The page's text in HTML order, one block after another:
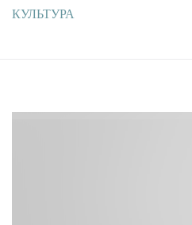
КУЛЬТУРА